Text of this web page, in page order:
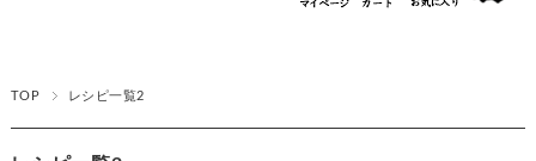
TOP レシピ一覧2